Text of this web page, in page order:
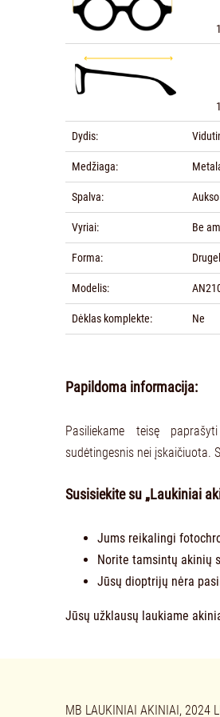
Dydis:
Medžiaga:
Spalva: Aukso
Vyriai: Be
Forma:
Modelis:
Dėklas komplekte: Ne
Papildoma informacija:
Pasiliekame teisę
sudėtingesnis nei įskaičiuota.
Susisiekite su „Laukiniai
Jums reikalingi
Norite tamsintų akinių
Jūsų dioptrijų nėra
Jūsų užklausų laukiame
MB LAUKINIAI AKINIAI, 2024